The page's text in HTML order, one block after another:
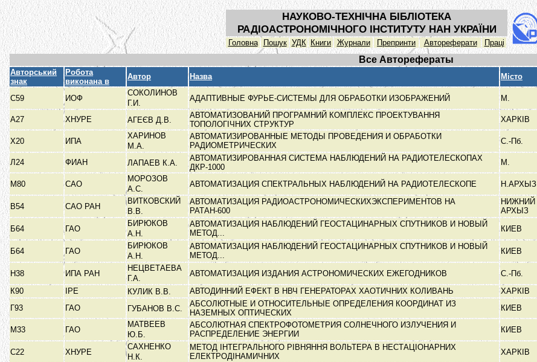
НАУКОВО-ТЕХНІЧНА БІБЛІОТЕКА
РАДІОАСТРОНОМІЧНОГО ІНСТИТУТУ НАН УКРАЇНИ
Головна Пошук УДК Книги Журнали Препринти Автореферати Праці
Все Авторефераты
Авторський
знак
Робота
виконана в
Автор Назва Місто
С59
ИОФ
СОКОЛИНОВ
Г.И.
АДАПТИВНЫЕ ФУРЬЕ-СИСТЕМЫ ДЛЯ ОБРАБОТКИ ИЗОБРАЖЕНИЙ М.
А27 ХНУРЕ АГЕЄВ Д.В.
АВТОМАТИЗОВАНИЙ ПРОГРАМНИЙ КОМПЛЕКС ПРОЕКТУВАННЯ
ТОПОЛОГІЧНИХ СТРУКТУР
ХАРКІВ
Х20 ИПА
ХАРИНОВ
М.А.
АВТОМАТИЗИРОВАННЫЕ МЕТОДЫ ПРОВЕДЕНИЯ И ОБРАБОТКИ
РАДИОМЕТРИЧЕСКИХ
С.-Пб.
Л24 ФИАН ЛАПАЕВ К.А.
АВТОМАТИЗИРОВАННАЯ СИСТЕМА НАБЛЮДЕНИЙ НА РАДИОТЕЛЕСКОПАХ
ДКР-1000
М.
М80 САО
МОРОЗОВ
А.С.
АВТОМАТИЗАЦИЯ СПЕКТРАЛЬНЫХ НАБЛЮДЕНИЙ НА РАДИОТЕЛЕСКОПЕ Н.АРХЫЗ
В54 САО РАН
ВИТКОВСКИЙ
В.В.
АВТОМАТИЗАЦИЯ РАДИОАСТРОНОМИЧЕСКИХЭКСПЕРИМЕНТОВ НА
РАТАН-600
НИЖНИЙ
АРХЫЗ
Б64 ГАО
БИРЮКОВ
А.Н.
АВТОМАТИЗАЦИЯ НАБЛЮДЕНИЙ ГЕОСТАЦИНАРНЫХ СПУТНИКОВ И НОВЫЙ
МЕТОД...
КИЕВ
Б64 ГАО
БИРЮКОВ
А.Н.
АВТОМАТИЗАЦИЯ НАБЛЮДЕНИЙ ГЕОСТАЦИНАРНЫХ СПУТНИКОВ И НОВЫЙ
МЕТОД...
КИЕВ
Н38 ИПА РАН
НЕЦВЕТАЕВА
Г.А.
АВТОМАТИЗАЦИЯ ИЗДАНИЯ АСТРОНОМИЧЕСКИХ ЕЖЕГОДНИКОВ С.-Пб.
К90
ІРЕ КУЛИК В.В. АВТОДИННИЙ ЕФЕКТ В НВЧ ГЕНЕРАТОРАХ ХАОТИЧНИХ КОЛИВАНЬ ХАРКІВ
Г93
ГАО ГУБАНОВ В.С.
АБСОЛЮТНЫЕ И ОТНОСИТЕЛЬНЫЕ ОПРЕДЕЛЕНИЯ КООРДИНАТ ИЗ
НАЗЕМНЫХ ОПТИЧЕСКИХ
КИЕВ
М33 ГАО
МАТВЕЕВ
Ю.Б.
АБСОЛЮТНАЯ СПЕКТРОФОТОМЕТРИЯ СОЛНЕЧНОГО ИЗЛУЧЕНИЯ И
РАСПРЕДЕЛЕНИЕ ЭНЕРГИИ
КИЕВ
С22 ХНУРЕ
САХНЕНКО
Н.К.
МЕТОД ІНТЕГРАЛЬНОГО РІВНЯННЯ ВОЛЬТЕРА В НЕСТАЦІОНАРНИХ
ЕЛЕКТРОДІНАМИЧНИХ
ХАРКІВ